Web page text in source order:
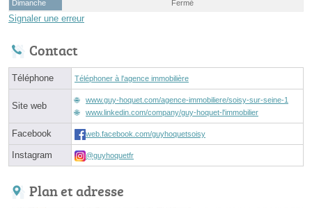
Dimanche
Fermé
Signaler une erreur
Contact
Téléphone Téléphoner à l'agence immobilière
Site web
www.guy-hoquet.com/agence-immobiliere/soisy-sur-seine-1
www.linkedin.com/company/guy-hoquet-l'immobilier
Facebook web.facebook.com/guyhoquetsoisy
Instagram @guyhoquetfr
Plan et adresse